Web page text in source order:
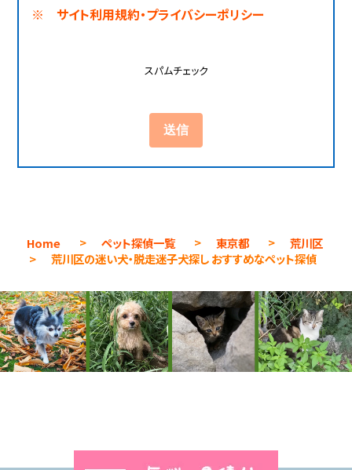
※ サイト利用規約・プライバシーポリシー
スパムチェック
Home > ペット探偵一覧 > 東京都 >
荒川区
>
荒川区の迷い犬・脱走迷子犬探し おすすめなペット探偵